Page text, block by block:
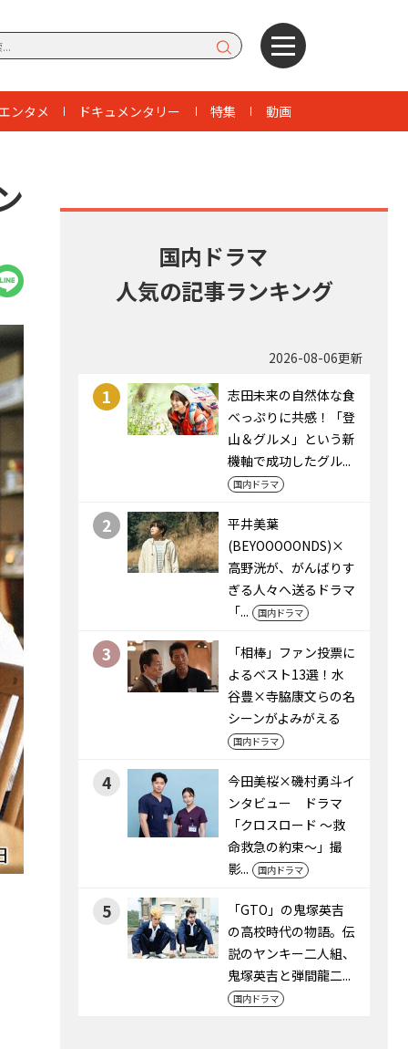
ンタメ ドキュメンタリー 特集 動画
国内ドラマ
人気の記事ランキング
2026-08-06更新
1
志田未来の自然体な食
べっぷりに共感！「登
山＆グルメ」という新
機軸で成功したグル...
国内ドラマ
2
平井美葉
(BEYOOOOONDS)×
高野洸が、がんばりす
ぎる人々へ送るドラマ
「...
国内ドラマ
3
「相棒」ファン投票に
よるベスト13選！水
谷豊×寺脇康文らの名
シーンがよみがえる
国内ドラマ
4
今田美桜×磯村勇斗イ
ンタビュー ドラマ
「クロスロード ～救
命救急の約束～」撮
影...
国内ドラマ
5
「GTO」の鬼塚英吉
の高校時代の物語。伝
説のヤンキー二人組、
鬼塚英吉と弾間龍二...
国内ドラマ